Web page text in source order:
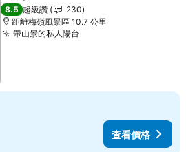
8.5 超級讚
230
距離梅嶺風景區 10.7 公里
帶山景的私人陽台
查看價格